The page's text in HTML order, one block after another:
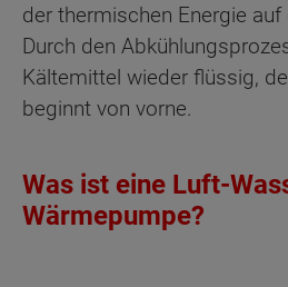
der thermischen Energie
Durch den
Kältemittel wieder flüssig,
beginnt von vorne.
Was ist eine Luft-
Wärmepumpe?